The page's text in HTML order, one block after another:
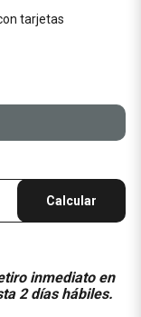
tarjetas
Calcular
inmediato en
2 días hábiles.